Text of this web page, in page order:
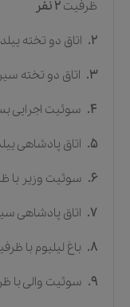
ظرفیت 2 نفر
2. اتاق دو تخته
3. اتاق دو تخته
4. سوئیت اجرایی
5. اتاق پادشاهی
6. سوئیت وزیر با
7. اتاق پادشاهی
8. باغ لیلیوم با
9. سوئیت والیبا